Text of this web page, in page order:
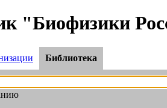
"Биофизики
Библиотека